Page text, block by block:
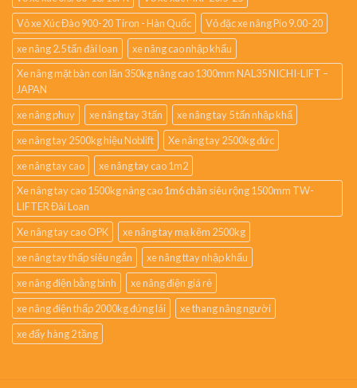
Vỏ xe Xúc Đào 900-20 Tiron - Hàn Quốc
Vỏ đặc xe nâng Pio 9.00-20
xe nâng 2.5 tấn đài loan
xe nâng cao nhập khẩu
Xe nâng mặt bàn con lăn 350kg nâng cao 1300mm NAL35 NICHI-LIFT –
JAPAN
xe nâng phuy
xe nâng tay 3 tấn
xe nâng tay 5 tấn nhập khẩ
xe nâng tay 2500kg hiệu Noblift
Xe nâng tay 2500kg đức
xe nâng tay cao
xe nâng tay cao 1m2
Xe nâng tay cao 1500kg nâng cao 1m6 chân siêu rộng 1500mm TW-
LIFTER Đài Loan
Xe nâng tay cao OPK
xe nâng tay mạ kẽm 2500kg
xe nâng tay thấp siêu ngắn
xe nâng ttay nhập khẩu
xe nâng điện bằng bình
xe nâng điện giá rẻ
xe nâng điện thấp 2000kg đứng lái
xe thang nâng người
xe đẩy hàng 2 tầng